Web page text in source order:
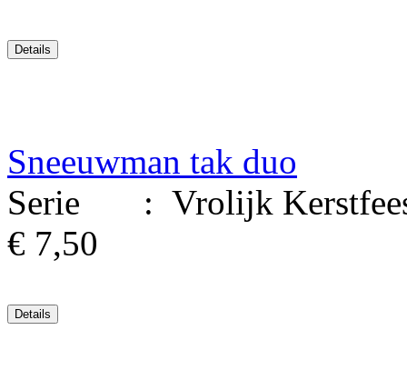
Sneeuwman tak duo
Serie : Vrolijk Kerstfeest
€ 7,50